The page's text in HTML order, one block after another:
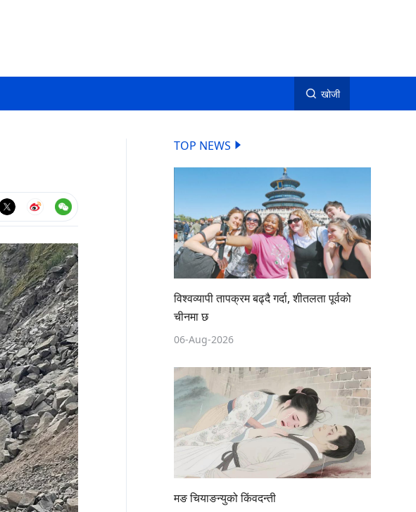
खोजी
TOP NEWS
विश्वव्यापी तापक्रम बढ्दै गर्दा, शीतलता पूर्वको
चीनमा छ
06-Aug-2026
मङ चियाङन्युको किंवदन्ती